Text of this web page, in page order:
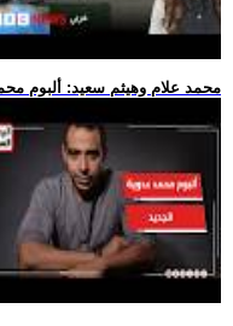
.. محمد علام وهيثم سعيد: ألبوم